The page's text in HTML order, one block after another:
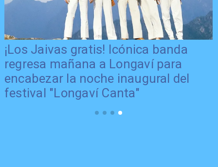
¡Los Jaivas gratis! Icónica banda
regresa mañana a Longaví para
encabezar la noche inaugural del
festival "Longaví Canta"